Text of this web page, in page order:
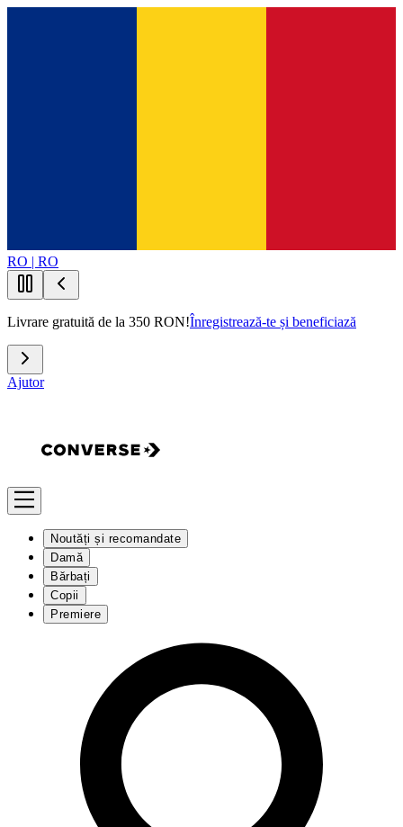
RO | RO
Livrare gratuită de la 350 RON!Înregistrează-te și beneficiază
Ajutor
Noutăți și recomandate
Damă
Bărbați
Copii
Premiere